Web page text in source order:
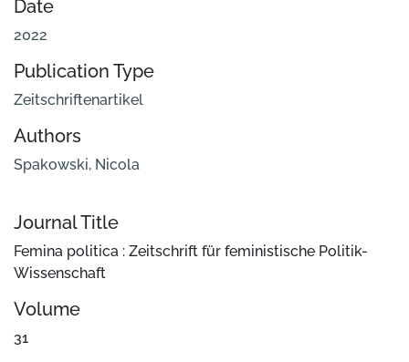
Date
2022
Publication Type
Zeitschriftenartikel
Authors
Spakowski, Nicola
Journal Title
Femina politica : Zeitschrift für feministische Politik-
Wissenschaft
Volume
31